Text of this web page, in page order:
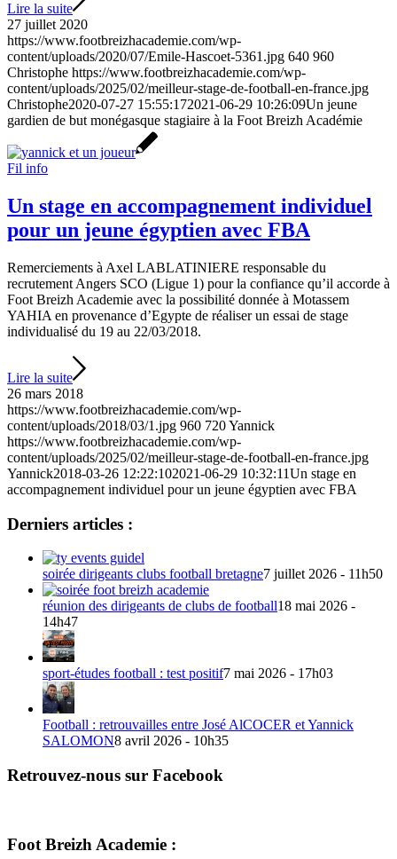
Lire la suite
27 juillet 2020
https://www.footbreizhacademie.com/wp-
content/uploads/2020/07/Emile-Hascoet-5361.jpg 640 960
Christophe https://www.footbreizhacademie.com/wp-
content/uploads/2025/02/meilleur-stage-de-football-en-france.jpg
Christophe2020-07-27 15:55:172021-06-29 10:26:09Un jeune
gardien de but monégasque stagiaire à la Foot Breizh Académie
Fil info
Un stage en accompagnement individuel
pour un jeune égyptien avec FBA
Remerciements à Axel LABLATINIERE responsable du
recrutement Angers SCO (Ligue 1) pour la confiance qu’il accorde à
Foot Breizh Academie avec la possibilité donnée à Motassem
YAHIA en provenance d’Egypte de réaliser un essai de stage
individualisé du 19 au 22/03/2018.
Lire la suite
26 mars 2018
https://www.footbreizhacademie.com/wp-
content/uploads/2018/03/1.jpg 960 720Yannick
https://www.footbreizhacademie.com/wp-
content/uploads/2025/02/meilleur-stage-de-football-en-france.jpg
Yannick2018-03-26 12:22:102021-06-29 10:32:11Un stage en
accompagnement individuel pour un jeune égyptien avec FBA
Derniers articles :
soirée dirigeants clubs football bretagne7 juillet 2026 - 11h50
réunion des dirigeants de clubs de football18 mai 2026 -
14h47
sport-études football : test positif7 mai 2026 - 17h03
Football : retrouvailles entre José AlCOCER et Yannick
SALOMON8 avril 2026 - 10h35
Retrouvez-nous sur Facebook
Foot Breizh Academie :